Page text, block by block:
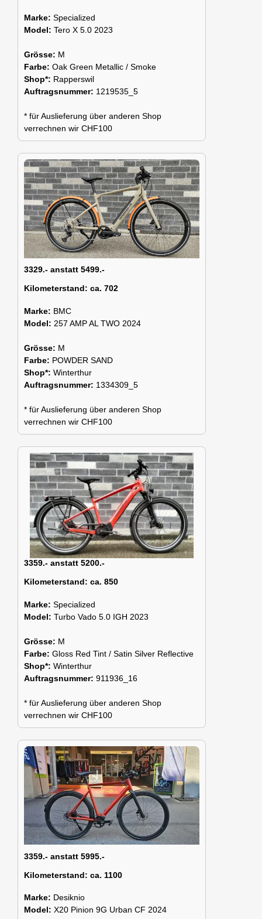
Marke: Specialized
Model: Tero X 5.0 2023
Grösse: M
Farbe: Oak Green Metallic / Smoke
Shop*: Rapperswil
Auftragsnummer: 1219535_5
* für Auslieferung über anderen Shop
verrechnen wir CHF100
3329.- anstatt 5499.-
Kilometerstand: ca. 702
Marke: BMC
Model: 257 AMP AL TWO 2024
Grösse: M
Farbe: POWDER SAND
Shop*: Winterthur
Auftragsnummer: 1334309_5
* für Auslieferung über anderen Shop
verrechnen wir CHF100
3359.- anstatt 5200.-
Kilometerstand: ca. 850
Marke: Specialized
Model: Turbo Vado 5.0 IGH 2023
Grösse: M
Farbe: Gloss Red Tint / Satin Silver Reflective
Shop*: Winterthur
Auftragsnummer: 911936_16
* für Auslieferung über anderen Shop
verrechnen wir CHF100
3359.- anstatt 5995.-
Kilometerstand: ca. 1100
Marke: Desiknio
Model: X20 Pinion 9G Urban CF 2024